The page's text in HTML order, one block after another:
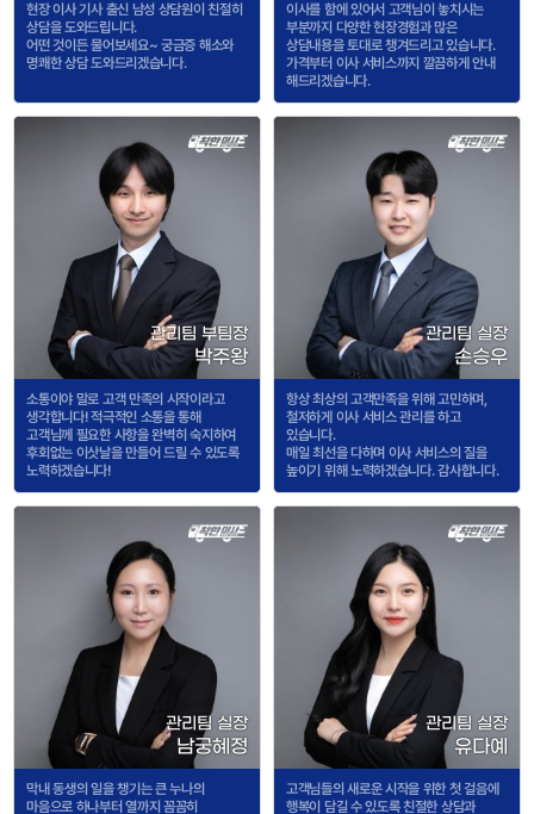
현장 이사 기사 출신 남성 상담원이 친절히
상담을 도와드립니다.
어떤 것이든 물어보세요~ 궁금증 해소와
명쾌한 상담 도와드리겠습니다.
이사를 함에 있어서 고객님이 놓치시는
부분까지 다양한 현장경험과 많은
상담내용을 토대로 챙겨드리고 있습니다.
가격부터 이사 서비스까지 깔끔하게 안내
해드리겠습니다.
관리팀 부팀장
박주왕
소통이야 말로 고객 만족의 시작이라고
생각합니다! 적극적인 소통을 통해
고객님께 필요한 사항을 완벽히 숙지하여
후회없는 이삿날을 만들어 드릴 수 있도록
노력하겠습니다!
관리팀 실장
손승우
항상 최상의 고객만족을 위해 고민하며,
철저하게 이사 서비스 관리를 하고
있습니다.
매일 최선을 다하며 이사 서비스의 질을
높이기 위해 노력하겠습니다. 감사합니다.
관리팀 실장
남궁혜정
막내 동생의 일을 챙기는 큰 누나의
마음으로 하나부터 열까지 꼼꼼히
관리팀 실장
유다예
고객님들의 새로운 시작을 위한 첫 걸음에
행복이 담길 수 있도록 친절한 상담과